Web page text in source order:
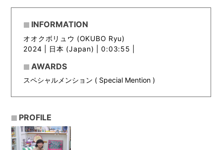
INFORMATION
オオクボリュウ (OKUBO Ryu)
2024 | 日本 (Japan) | 0:03:55 |
AWARDS
スペシャルメンション ( Special Mention )
PROFILE